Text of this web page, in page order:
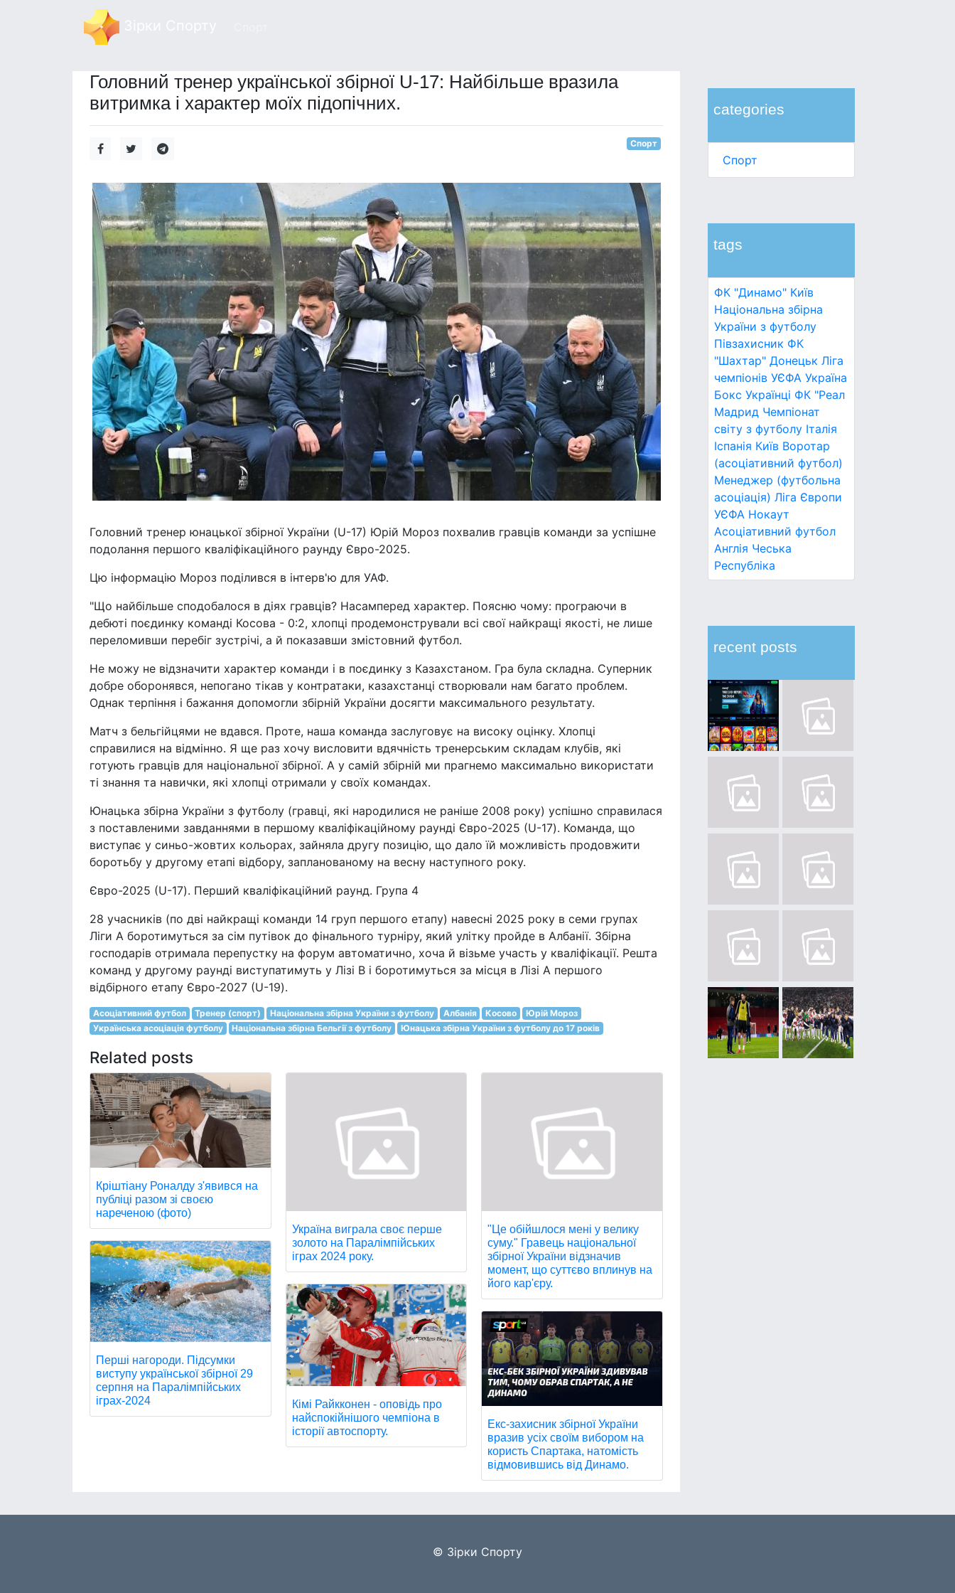
categories
Спорт
tags
ФК "Динамо" Київ
Національна збірна
України з футболу
Півзахисник ФК
"Шахтар" Донецьк Ліга
чемпіонів УЄФА Україна
Бокс Українці ФК "Реал
Мадрид Чемпіонат
світу з футболу Італія
Іспанія Київ Воротар
(асоціативний футбол)
Менеджер (футбольна
асоціація) Ліга Європи
УЄФА Нокаут
Асоціативний футбол
Англія Чеська
Республіка
recent posts
Головний тренер української збірної U-17: Найбільше вразила
витримка і характер моїх підопічних.
Спорт
Головний тренер юнацької збірної України (U-17) Юрій Мороз похвалив гравців команди за успішне
подолання першого кваліфікаційного раунду Євро-2025.
Цю інформацію Мороз поділився в інтерв'ю для УАФ.
"Що найбільше сподобалося в діях гравців? Насамперед характер. Поясню чому: програючи в
дебюті поєдинку команді Косова - 0:2, хлопці продемонстрували всі свої найкращі якості, не лише
переломивши перебіг зустрічі, а й показавши змістовний футбол.
Не можу не відзначити характер команди і в поєдинку з Казахстаном. Гра була складна. Суперник
добре оборонявся, непогано тікав у контратаки, казахстанці створювали нам багато проблем.
Однак терпіння і бажання допомогли збірній України досягти максимального результату.
Матч з бельгійцями не вдався. Проте, наша команда заслуговує на високу оцінку. Хлопці
справилися на відмінно. Я ще раз хочу висловити вдячність тренерським складам клубів, які
готують гравців для національної збірної. А у самій збірній ми прагнемо максимально використати
ті знання та навички, які хлопці отримали у своїх командах.
Юнацька збірна України з футболу (гравці, які народилися не раніше 2008 року) успішно справилася
з поставленими завданнями в першому кваліфікаційному раунді Євро-2025 (U-17). Команда, що
виступає у синьо-жовтих кольорах, зайняла другу позицію, що дало їй можливість продовжити
боротьбу у другому етапі відбору, запланованому на весну наступного року.
Євро-2025 (U-17). Перший кваліфікаційний раунд. Група 4
28 учасників (по дві найкращі команди 14 груп першого етапу) навесні 2025 року в семи групах
Ліги А боротимуться за сім путівок до фінального турніру, який улітку пройде в Албанії. Збірна
господарів отримала перепустку на форум автоматично, хоча й візьме участь у кваліфікації. Решта
команд у другому раунді виступатимуть у Лізі В і боротимуться за місця в Лізі А першого
відбірного етапу Євро-2027 (U-19).
Асоціативний футбол Тренер (спорт) Національна збірна України з футболу Албанія Косово
Юрій Мороз
Українська асоціація футболу
Національна збірна Бельгії з футболу Юнацька збірна України з футболу до 17 років
Related posts
Кріштіану Роналду з'явився на
публіці разом зі своєю
нареченою (фото)
Перші нагороди. Підсумки
виступу української збірної 29
серпня на Паралімпійських
іграх-2024
Україна виграла своє перше
золото на Паралімпійських
іграх 2024 року.
Кімі Райкконен - оповідь про
найспокійнішого чемпіона в
історії автоспорту.
"Це обійшлося мені у велику
суму." Гравець національної
збірної України відзначив
момент, що суттєво вплинув на
його кар'єру.
Екс-захисник збірної України
вразив усіх своїм вибором на
користь Спартака, натомість
відмовившись від Динамо.
© Зірки Спорту